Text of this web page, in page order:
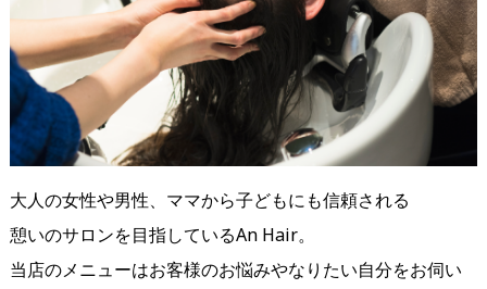
大人の女性や男性、ママから子どもにも信頼される
憩いのサロンを目指しているAn Hair。
当店のメニューはお客様のお悩みやなりたい自分をお伺い